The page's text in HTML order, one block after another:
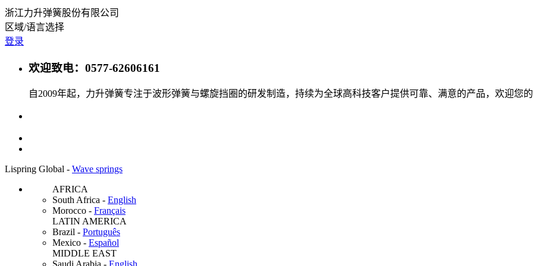
浙江力升弹簧股份有限公司
区域/语言选择
登录
欢迎致电：0577-62606161
自2009年起，力升弹簧专注于波形弹簧与螺旋挡圈的研发制造，持续为全球高科技客户提供可靠、满意的产品，欢迎您
Lispring Global - Wave springs
AFRICA
South Africa - English
Morocco - Français
LATIN AMERICA
Brazil - Português
Mexico - Español
MIDDLE EAST
Saudi Arabia - English